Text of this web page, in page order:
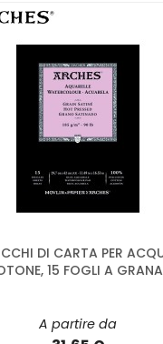
DI CARTA PER
15 FOGLI A
A partire da